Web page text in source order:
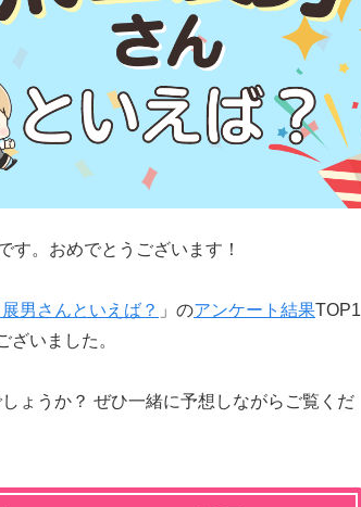
す。おめでとうございます！
男さんといえば？ 」のアンケート結果TOP1
いました。
ょうか？ ぜひ一緒に予想しながらご覧くだ